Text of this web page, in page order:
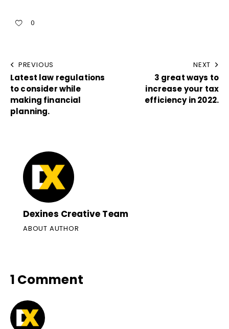
0
PREVIOUS
Latest law regulations
to consider while
making financial
planning.
NEXT
3 great ways to
increase your tax
efficiency in 2022.
Dexines Creative Team
ABOUT AUTHOR
1 Comment